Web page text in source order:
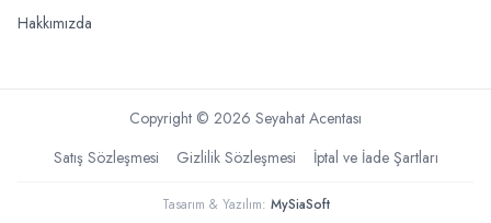
Hakkımızda
Copyright © 2026 Seyahat Acentası
Satış Sözleşmesi
Gizlilik Sözleşmesi İptal ve İade Şartları
Tasarım & Yazılım: MySiaSoft